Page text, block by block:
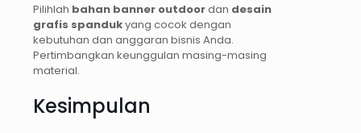
Pilihlah bahan banner outdoordan desain
grafis spandukyang cocok dengan
kebutuhan dan anggaran bisnis Anda.
Pertimbangkan keunggulan masing-masing
material.
Kesimpulan